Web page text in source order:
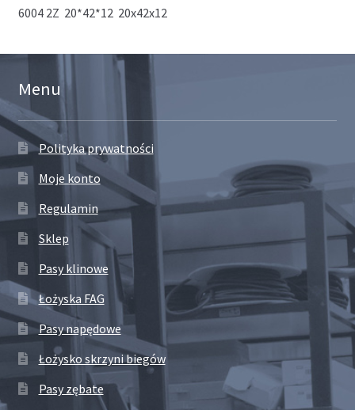
6004 2Z 20*42*12 20x42x12
Menu
Polityka prywatności
Moje konto
Regulamin
Sklep
Pasy klinowe
Łożyska FAG
Pasy napędowe
Łożysko skrzyni biegów
Pasy zębate